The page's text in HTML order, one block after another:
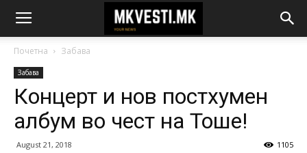
Почетна Забава
Забава
Концерт и нов постхумен
албум во чест на Тоше!
August 21, 2018 1105